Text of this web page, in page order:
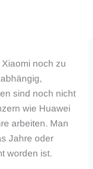
noch zu
sind noch nicht
wie Huawei
arbeiten. Man
Jahre oder
worden ist.